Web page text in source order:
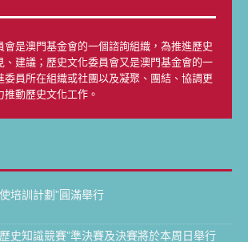
會是澳門基金會的一個諮詢組織，為推進歷史
、建議；歷史文化委員會又是澳門基金會的一
委員所在組織或社團以及凝聚、團結、協調更
推動歷史文化工作。
培訓計劃”圓滿舉行
史知識競賽”準決賽及決賽將於本周日舉行